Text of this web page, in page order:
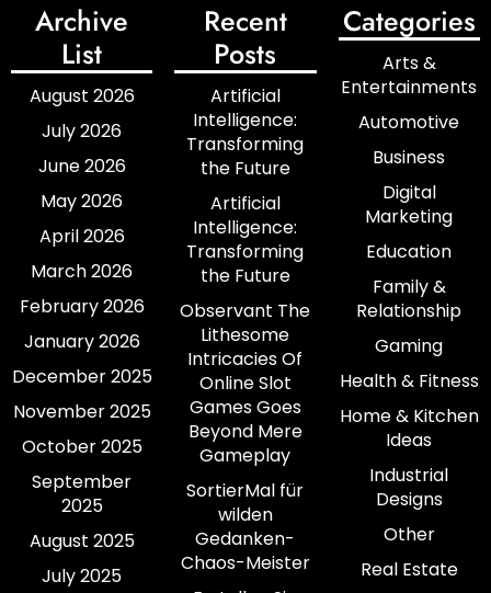
Archive
List
August 2026
July 2026
June 2026
May 2026
April 2026
March 2026
February 2026
January 2026
December 2025
November 2025
October 2025
September
2025
August 2025
July 2025
Recent
Posts
Artificial
Intelligence:
Transforming
the Future
Artificial
Intelligence:
Transforming
the Future
Observant The
Lithesome
Intricacies Of
Online Slot
Games Goes
Beyond Mere
Gameplay
SortierMal für
wilden
Gedanken-
Chaos-Meister
Categories
Arts &
Entertainments
Automotive
Business
Digital
Marketing
Education
Family &
Relationship
Gaming
Health & Fitness
Home & Kitchen
Ideas
Industrial
Designs
Other
Real Estate